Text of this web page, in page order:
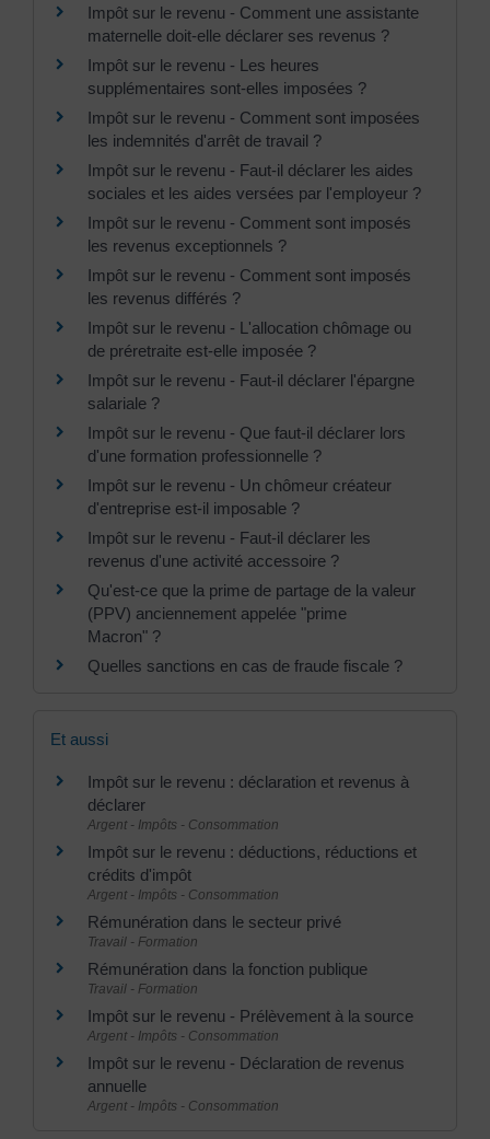
Impôt sur le revenu - Comment une assistante
maternelle doit-elle déclarer ses revenus ?
Impôt sur le revenu - Les heures
supplémentaires sont-elles imposées ?
Impôt sur le revenu - Comment sont imposées
les indemnités d'arrêt de travail ?
Impôt sur le revenu - Faut-il déclarer les aides
sociales et les aides versées par l'employeur ?
Impôt sur le revenu - Comment sont imposés
les revenus exceptionnels ?
Impôt sur le revenu - Comment sont imposés
les revenus différés ?
Impôt sur le revenu - L'allocation chômage ou
de préretraite est-elle imposée ?
Impôt sur le revenu - Faut-il déclarer l'épargne
salariale ?
Impôt sur le revenu - Que faut-il déclarer lors
d'une formation professionnelle ?
Impôt sur le revenu - Un chômeur créateur
d'entreprise est-il imposable ?
Impôt sur le revenu - Faut-il déclarer les
revenus d'une activité accessoire ?
Qu'est-ce que la prime de partage de la valeur
(PPV) anciennement appelée "prime
Macron" ?
Quelles sanctions en cas de fraude fiscale ?
Et aussi
Impôt sur le revenu : déclaration et revenus à
déclarer
Argent - Impôts - Consommation
Impôt sur le revenu : déductions, réductions et
crédits d'impôt
Argent - Impôts - Consommation
Rémunération dans le secteur privé
Travail - Formation
Rémunération dans la fonction publique
Travail - Formation
Impôt sur le revenu - Prélèvement à la source
Argent - Impôts - Consommation
Impôt sur le revenu - Déclaration de revenus
annuelle
Argent - Impôts - Consommation